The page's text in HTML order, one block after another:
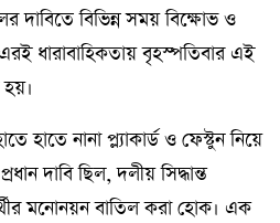
দাবিতে বিভিন্ন সময় বিক্ষোভ ও
ধারাবাহিকতায় বৃহস্পতিবার এই
হাতে নানা প্ল্যাকার্ড ও ফেস্টুন নিয়ে
দাবি ছিল, দলীয় সিদ্ধান্ত
মনোনয়ন বাতিল করা হোক। এক